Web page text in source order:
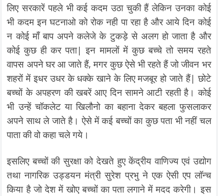
लिए सरकारें पहले भी कई कदम उठा चुकी हैं लेकिन उनका कोई
भी कदम इन घटनाओ को रोक नही पा रहा है और आये दिन कोई
न कोई माँ बाप अपने कलेजे के टुकड़े से अलग हो जाता है और
कोई कुछ ही कर पता| इन मामलों में कुछ बच्चे तो समय रहते
वापस अपने घर आ जाते हैं, मगर कुछ ऐसे भी रहते हैं जो जीवन भर
शहरों में इधर उधर के धक्के खाने के लिए मजबूर हो जाते हैं| छोटे
बच्चों के अपहरण की खबरें आए दिन सामने आटी रहती है। कोई
भी उन्हें चॉकलेट या खिलौनो का बहाना देकर बहला फुसलाकर
अपने साथ ले जाते है। ऐसे में कई बच्चों का कुछ पता भी नहीं चल
पाता की वो कहा चले गये।
इसलिए बच्चों की सुरक्षा को देखते हुए केंद्रीय वाणिज्य एवं उद्योग
तथा नागरिक उड्डयन मंत्री सुरेश प्रभु ने एक ऐसी एप लॉन्च
किया है जो देश में खोए बच्चों का पता लगाने में मदद करेगी। इस